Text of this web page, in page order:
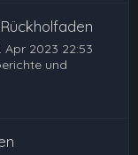
Apr 2023 22:53
und